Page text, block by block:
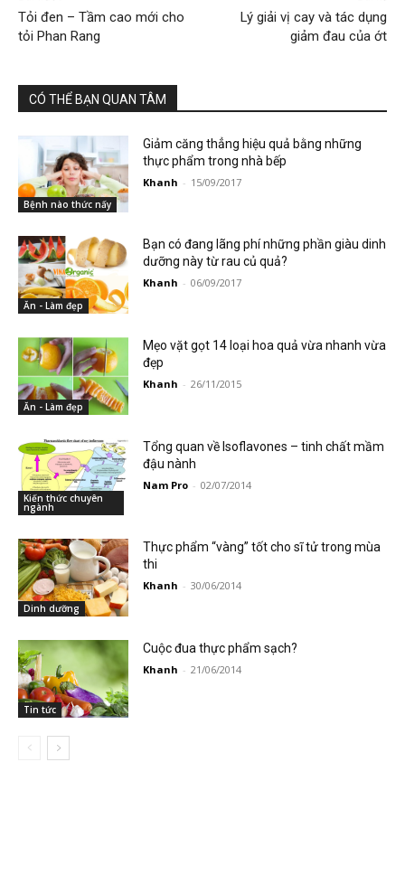
Tỏi đen – Tầm cao mới cho
tỏi Phan Rang
Lý giải vị cay và tác dụng
giảm đau của ớt
CÓ THỂ BẠN QUAN TÂM
Bệnh nào thức nấy
Giảm căng thẳng hiệu quả bằng những
thực phẩm trong nhà bếp
Khanh - 15/09/2017
Ăn - Làm đẹp
Bạn có đang lãng phí những phần giàu dinh
dưỡng này từ rau củ quả?
Khanh - 06/09/2017
Ăn - Làm đẹp
Mẹo vặt gọt 14 loại hoa quả vừa nhanh vừa
đẹp
Khanh - 26/11/2015
Kiến thức chuyên
ngành
Tổng quan về Isoflavones – tinh chất mầm
đậu nành
Nam Pro - 02/07/2014
Dinh dưỡng
Thực phẩm “vàng” tốt cho sĩ tử trong mùa
thi
Khanh - 30/06/2014
Tin tức
Cuộc đua thực phẩm sạch?
Khanh - 21/06/2014